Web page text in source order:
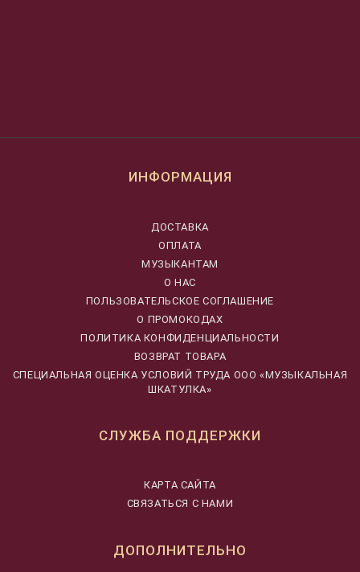
ИНФОРМАЦИЯ
ДОСТАВКА
ОПЛАТА
МУЗЫКАНТАМ
О НАС
ПОЛЬЗОВАТЕЛЬСКОЕ СОГЛАШЕНИЕ
О ПРОМОКОДАХ
ПОЛИТИКА КОНФИДЕНЦИАЛЬНОСТИ
ВОЗВРАТ ТОВАРА
CПЕЦИАЛЬНАЯ ОЦЕНКА УСЛОВИЙ ТРУДА ООО «МУЗЫКАЛЬНАЯ
ШКАТУЛКА»
СЛУЖБА ПОДДЕРЖКИ
КАРТА САЙТА
СВЯЗАТЬСЯ С НАМИ
ДОПОЛНИТЕЛЬНО